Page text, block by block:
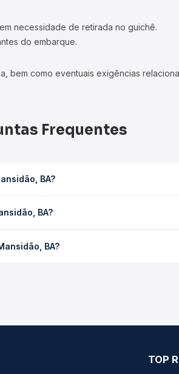
necessidade de retirada no guichê.
do embarque.
bem como eventuais exigências
Frequentes
BA?
disponíveis e vê a duração exata de
BA?
preços de todas as viações em tempo
BA?
TOP